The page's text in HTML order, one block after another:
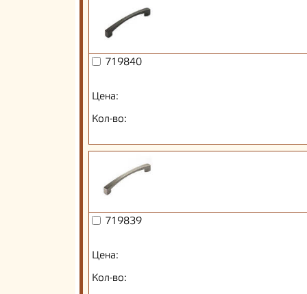
719840
Цена:
Кол-во:
719839
Цена:
Кол-во: